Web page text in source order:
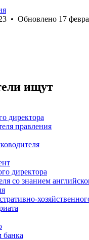
• Обновлено 17
ищут
директора
правления
директора
со знанием